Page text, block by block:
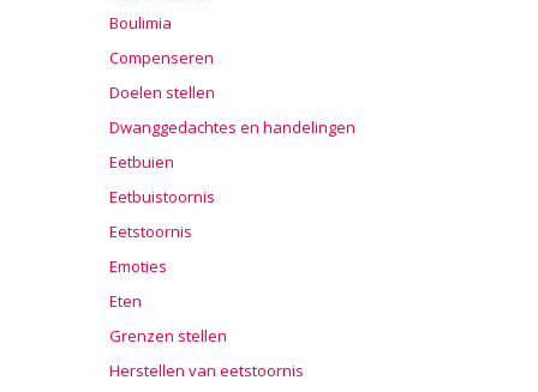
Boulimia
Compenseren
Doelen stellen
Dwanggedachtes en handelingen
Eetbuien
Eetbuistoornis
Eetstoornis
Emoties
Eten
Grenzen stellen
Herstellen van eetstoornis